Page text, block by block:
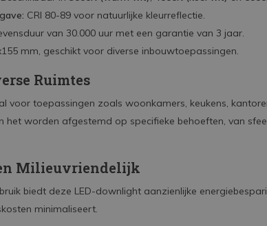
CRI 80-89 voor natuurlijke kleurreflectie.
van 30.000 uur met een garantie van 3 jaar.
mm, geschikt voor diverse inbouwtoepassingen.
Ruimtes
voor toepassingen zoals woonkamers, keukens,
het worden afgestemd op specifieke behoeften, van
Milieuvriendelijk
biedt deze LED-downlight aanzienlijke
minimaliseert.